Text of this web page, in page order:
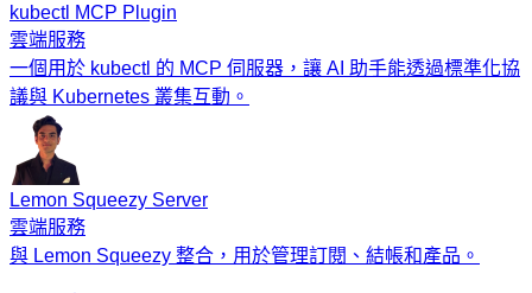
kubectl MCP Plugin
雲端服務
一個用於 kubectl 的 MCP 伺服器，讓 AI 助手能透過標準化協
議與 Kubernetes 叢集互動。
Lemon Squeezy Server
雲端服務
與 Lemon Squeezy 整合，用於管理訂閱、結帳和產品。